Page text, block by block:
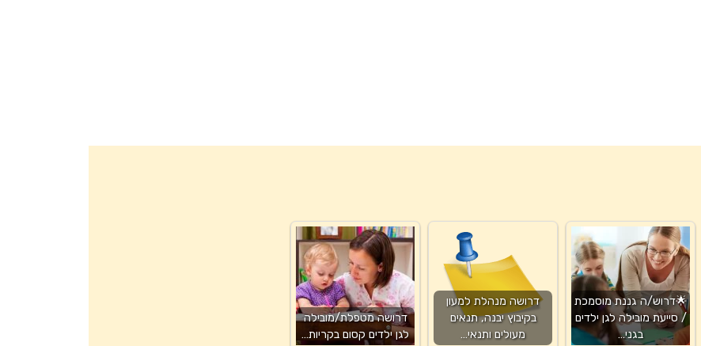
דרושה מטפלת/מובילה
לגן ילדים קסום בקריות…
דרושה מנהלת למעון
בקיבוץ יבנה, תנאים
מעולים ותנאי…
🌟דרוש/ה גננת מוסמכת
/ סייעת מובילה לגן ילדים
בגני…